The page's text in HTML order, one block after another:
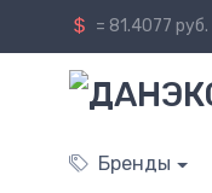
= 81.4077 руб.
Бренды